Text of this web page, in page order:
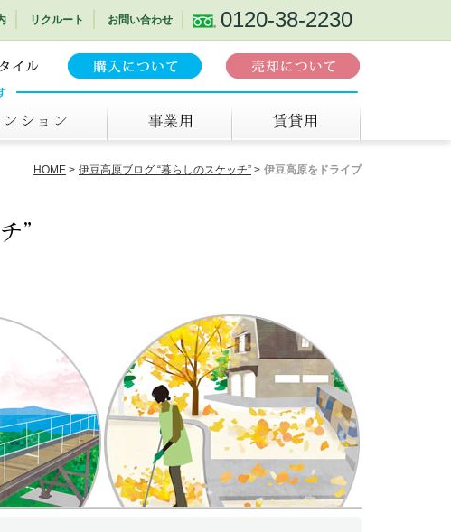
リクルート お問い合わせ 0120-38-2230
HOME 伊豆高原ブログ “暮らしのスケッチ” 伊豆高原をドライブ
”